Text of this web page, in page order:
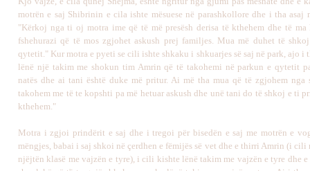
motrën e saj Shibrinin e cila ishte mësuese në parashkollore dhe i tha asaj
"Kërkoj nga ti oj motra ime që të më presësh derisa të kthehem dhe të ma
fshehurazi që të mos zgjohet askush prej familjes. Mua më duhet të
qytetit." Kur motra e pyeti se cili ishte shkaku i shkuarjes së saj në park, ajo i
lënë një takim me shokun tim Amrin që të takohemi në parkun e qytetit
natës dhe ai tani është duke më pritur. Ai më tha mua që të zgjohem nga
takohem me të te kopshti pa më hetuar askush dhe unë tani do të shkoj e ti
kthehem."
Motra i zgjoi prindërit e saj dhe i tregoi për bisedën e saj me motrën e
mëngjes, babai i saj shkoi në çerdhen e fëmijës së vet dhe e thirri Amrin (i cili
njëjtën klasë me vajzën e tyre), i cili kishte lënë takim me vajzën e tyre dhe